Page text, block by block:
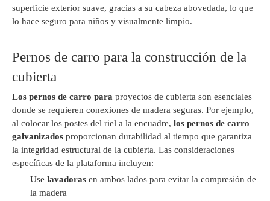
superficie exterior suave, gracias a su cabeza abovedada, lo que
lo hace seguro para niños y visualmente limpio.
Pernos de carro para la construcción de la
cubierta
Los pernos de carro para proyectos de cubierta son esenciales
donde se requieren conexiones de madera seguras. Por ejemplo,
al colocar los postes del riel a la encuadre, los pernos de carro
galvanizados proporcionan durabilidad al tiempo que garantiza
la integridad estructural de la cubierta. Las consideraciones
específicas de la plataforma incluyen:
Use lavadoras en ambos lados para evitar la compresión de
la madera